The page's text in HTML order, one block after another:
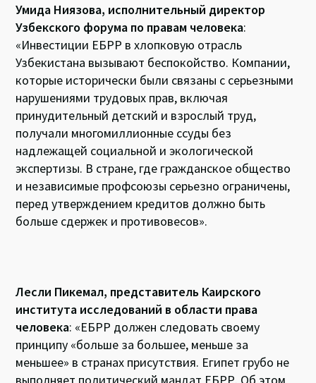
Умида Ниязова, исполнительный директор
Узбекского форума по правам человека:
«Инвестиции ЕБРР в хлопковую отрасль
Узбекистана вызывают беспокойство. Компании,
которые исторически были связаны с серьезными
нарушениями трудовых прав, включая
принудительный детский и взрослый труд,
получали многомиллионные ссуды без
надлежащей социальной и экологической
экспертизы. В стране, где гражданское общество
и независимые профсоюзы серьезно ограничены,
перед утверждением кредитов должно быть
больше сдержек и противовесов».
Лесли Пикемал, представитель Каирского
института исследований в области права
человека: «ЕБРР должен следовать своему
принципу «больше за большее, меньше за
меньшее» в странах присутствия. Египет грубо не
выполняет политический мандат ЕБРР. Об этом